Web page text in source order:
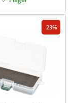
23